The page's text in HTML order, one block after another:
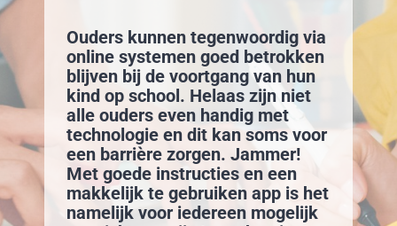
Ouders kunnen tegenwoordig via
online systemen goed betrokken
blijven bij de voortgang van hun
kind op school. Helaas zijn niet
alle ouders even handig met
technologie en dit kan soms voor
een barrière zorgen. Jammer!
Met goede instructies en een
makkelijk te gebruiken app is het
namelijk voor iedereen mogelijk